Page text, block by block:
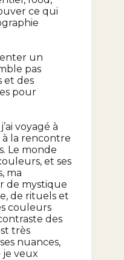
ce qui
un
pas
et des
pour
voyagé à
à la rencontre
Le monde
et ses
ma
de mystique
de rituels et
couleurs
des
très
nuances,
je veux